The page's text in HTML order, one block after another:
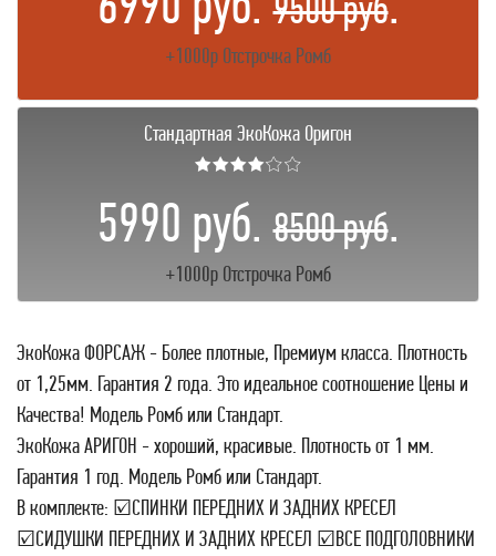
+1000р Отстрочка Ромб
Стандартная ЭкоКожа Оригон
★★★★☆☆
5990 руб.8500 руб.
+1000р Отстрочка Ромб
ЭкоКожа ФОРСАЖ - Более плотные, Премиум класса. Плотность
от 1,25мм. Гарантия 2 года. Это идеальное соотношение Цены и
Качества! Модель Ромб или Стандарт.
ЭкоКожа АРИГОН - хороший, красивые. Плотность от 1 мм.
Гарантия 1 год. Модель Ромб или Стандарт.
В комплекте: ☑СПИНКИ ПЕРЕДНИХ И ЗАДНИХ КРЕСЕЛ
☑СИДУШКИ ПЕРЕДНИХ И ЗАДНИХ КРЕСЕЛ ☑ВСЕ ПОДГОЛОВНИКИ